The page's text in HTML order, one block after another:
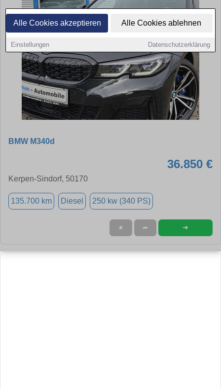
Alle Cookies akzeptieren Alle Cookies ablehnen
Einstellungen Datenschutzerklärung
BMW M340d
36.850 €
Kerpen-Sindorf, 50170
135.700 km Diesel 250 kw (340 PS)
★ ➦ ➜